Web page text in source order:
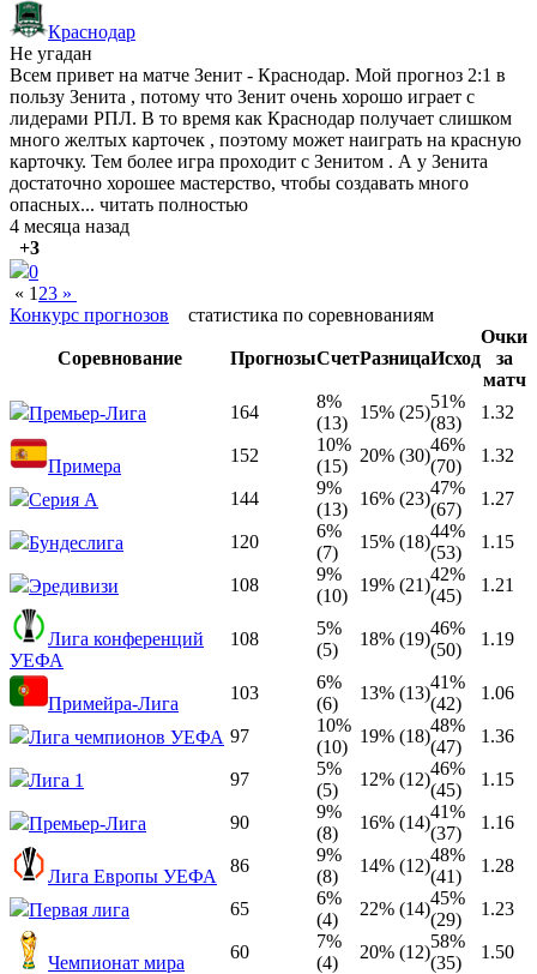
Краснодар
Не угадан
Всем привет на матче Зенит - Краснодар. Мой прогноз 2:1 в
пользу Зенита , потому что Зенит очень хорошо играет с
лидерами РПЛ. В то время как Краснодар получает слишком
много желтых карточек , поэтому может наиграть на красную
карточку. Тем более игра проходит с Зенитом . А у Зенита
достаточно хорошее мастерство, чтобы создавать много
опасных... читать полностью
4 месяца назад
+3
0
« 1 23 »
Конкурс прогнозов статистика по соревнованиям
Соревнование ПрогнозыСчетРазницаИсход
Очки
за
матч
Премьер-Лига
164
8%
(13)
15% (25)
51%
(83)
1.32
Примера
152
10%
(15)
20% (30)
46%
(70)
1.32
Серия А 144
9%
(13)
16% (23)
47%
(67)
1.27
Бундеслига 120
6%
(7)
15% (18)
44%
(53)
1.15
Эредивизи 108
9%
(10)
19% (21)
42%
(45)
1.21
Лига конференций
УЕФА
108
5%
(5)
18% (19)
46%
(50)
1.19
Примейра-Лига
103
6%
(6)
13% (13)
41%
(42)
1.06
Лига чемпионов УЕФА 97
10%
(10)
19% (18)
48%
(47)
1.36
Лига 1 97
5%
(5)
12% (12)
46%
(45)
1.15
Премьер-Лига 90
9%
(8)
16% (14)
41%
(37)
1.16
Лига Европы УЕФА
86
9%
(8)
14% (12)
48%
(41)
1.28
Первая лига 65
6%
(4)
22% (14)
45%
(29)
1.23
Чемпионат мира
60
7%
(4)
20% (12)
58%
(35)
1.50